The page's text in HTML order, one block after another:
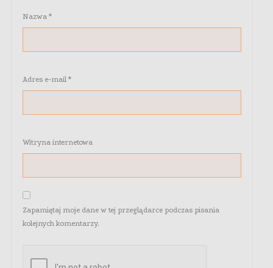
Nazwa *
Adres e-mail *
Witryna internetowa
Zapamiętaj moje dane w tej przeglądarce podczas pisania
kolejnych komentarzy.